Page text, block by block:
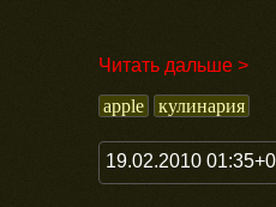
Читать дальше >
apple
кулинария
19.02.2010